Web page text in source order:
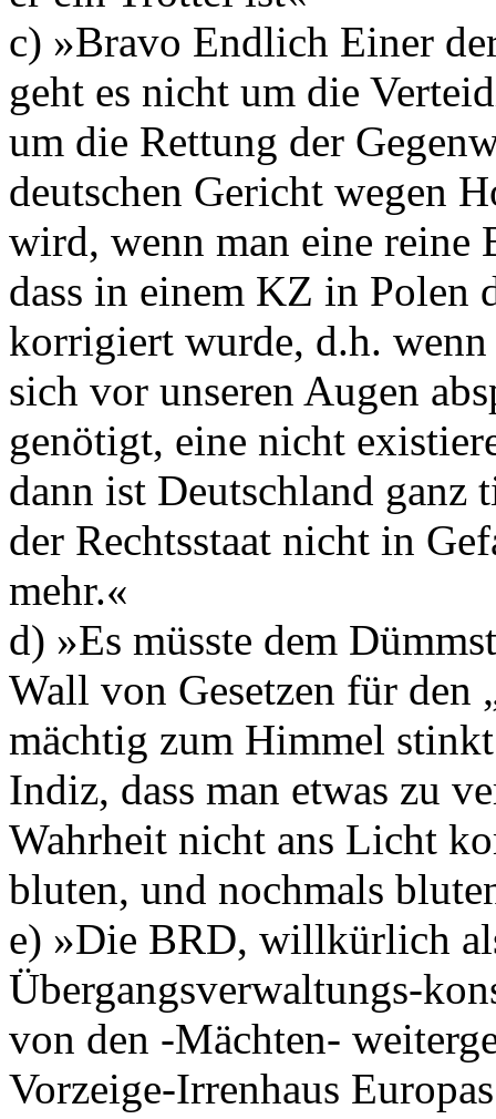
c) »Bravo Endlich Einer
geht es nicht um die
um die Rettung der
deutschen Gericht wegen
wird, wenn man eine reine
dass in einem KZ in Polen
korrigiert wurde, d.h. wenn
sich vor unseren Augen
genötigt, eine nicht
dann ist Deutschland ganz
der Rechtsstaat nicht in
mehr.«
d) »Es müsste dem
Wall von Gesetzen für den
mächtig zum Himmel
Indiz, dass man etwas zu
Wahrheit nicht ans Licht
bluten, und nochmals
e) »Die BRD, willkürlich
Übergangsverwaltungs-
von den -Mächten-
Vorzeige-Irrenhaus